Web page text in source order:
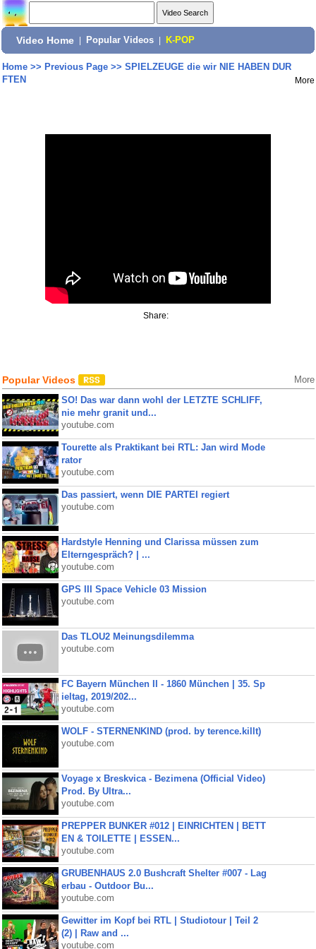
Video Home Popular Videos K-POP
Home>> Previous Page>> SPIELZEUGE die wir NIE HABEN DUR
FTEN
More
Share:
Popular Videos More
SO! Das war dann wohl der LETZTE SCHLIFF,
nie mehr granit und...
youtube.com
Tourette als Praktikant bei RTL: Jan wird Mode
rator
youtube.com
Das passiert, wenn DIE PARTEI regiert
youtube.com
Hardstyle Henning und Clarissa müssen zum
Elterngespräch? | ...
youtube.com
GPS III Space Vehicle 03 Mission
youtube.com
Das TLOU2 Meinungsdilemma
youtube.com
FC Bayern München II - 1860 München | 35. Sp
ieltag, 2019/202...
youtube.com
WOLF - STERNENKIND (prod. by terence.killt)
youtube.com
Voyage x Breskvica - Bezimena (Official Video)
Prod. By Ultra...
youtube.com
PREPPER BUNKER #012 | EINRICHTEN | BETT
EN & TOILETTE | ESSEN...
youtube.com
GRUBENHAUS 2.0 Bushcraft Shelter #007 - Lag
erbau - Outdoor Bu...
youtube.com
Gewitter im Kopf bei RTL | Studiotour | Teil 2
(2) | Raw and ...
youtube.com